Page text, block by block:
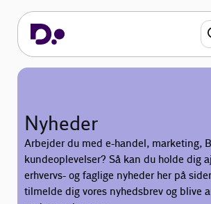
Nyheder
Arbejder du med e-handel, marketing,
kundeoplevelser? Så kan du holde dig
erhvervs- og faglige nyheder her på
tilmelde dig vores nyhedsbrev og blive